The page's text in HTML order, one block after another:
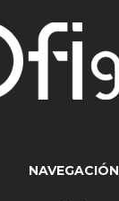
NAVEGACIÓN